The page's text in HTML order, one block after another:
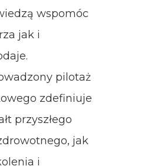
wspomóc
jak i
pilotaż
zdefiniuje
przyszłego
jak
i